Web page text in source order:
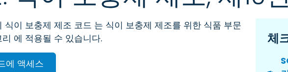
식이 보충제 제조 코드 는 식이 보충제 제조를 위한 식품 부문
에 적용될 수 있습니다.
에 액세스
체